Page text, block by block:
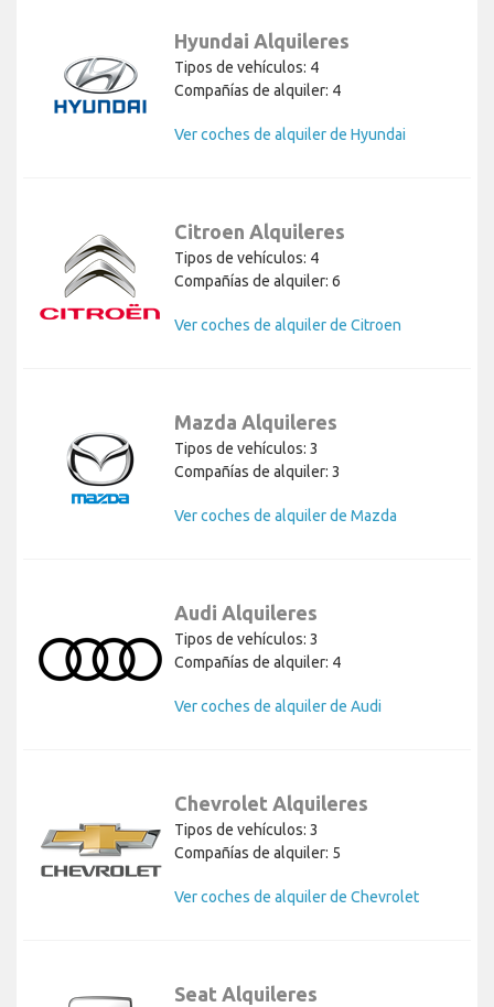
Hyundai Alquileres
Tipos de vehículos: 4
Compañías de alquiler: 4
Ver coches de alquiler de Hyundai
Citroen Alquileres
Tipos de vehículos: 4
Compañías de alquiler: 6
Ver coches de alquiler de Citroen
Mazda Alquileres
Tipos de vehículos: 3
Compañías de alquiler: 3
Ver coches de alquiler de Mazda
Audi Alquileres
Tipos de vehículos: 3
Compañías de alquiler: 4
Ver coches de alquiler de Audi
Chevrolet Alquileres
Tipos de vehículos: 3
Compañías de alquiler: 5
Ver coches de alquiler de Chevrolet
Seat Alquileres